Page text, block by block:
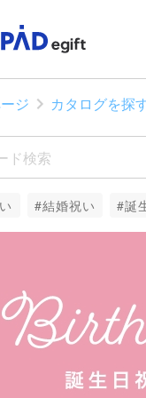
ジ カタログを探
#結婚祝い #誕